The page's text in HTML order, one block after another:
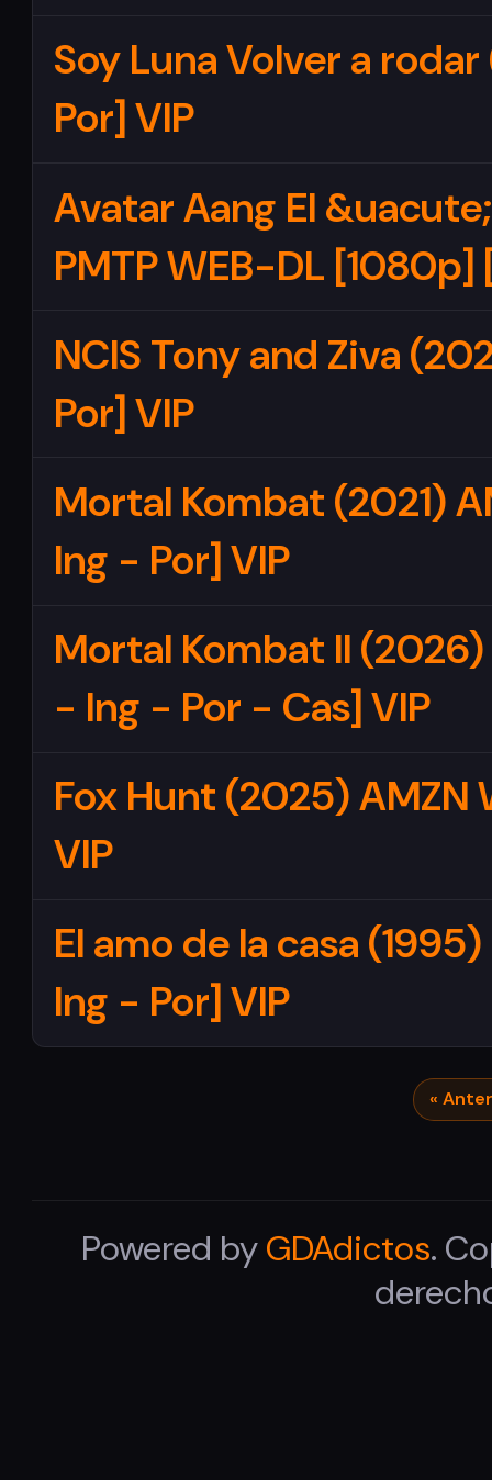
Soy Luna Volver a
Por] VIP
Avatar Aang El
PMTP WEB-DL
NCIS Tony and Ziva
Por] VIP
Mortal Kombat (2021)
Ing - Por] VIP
Mortal Kombat II
- Ing - Por - Cas] VIP
Fox Hunt (2025)
VIP
El amo de la casa
Ing - Por] VIP
«
Powered byGDAdictos.